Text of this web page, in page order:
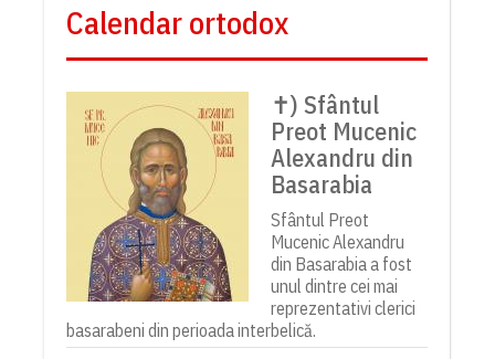
Calendar ortodox
✝) Sfântul
Preot Mucenic
Alexandru din
Basarabia
Sfântul Preot
Mucenic Alexandru
din Basarabia a fost
unul dintre cei mai
reprezentativi clerici
basarabeni din perioada interbelică.